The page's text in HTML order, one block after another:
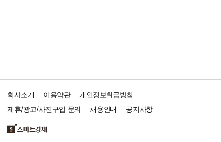
회사소개 이용약관
개인정보취급방침
제휴/광고/사진구입 문의
채용안내 공지사항